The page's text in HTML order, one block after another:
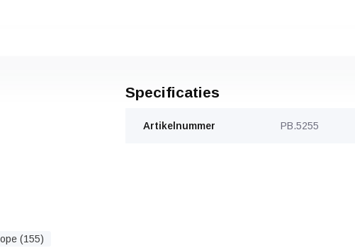
(155)
Specificaties
Artikelnummer PB.5255